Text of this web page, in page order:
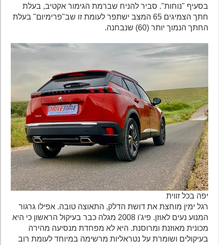
בסעיף "נוחות". סביר להניח שברמת הגימור אקטיב, בעלת
חתך הצמיגים 65 המצב ישתפר לעומת זו שב"פרימיום" בעלת
החתך הנמוך יותר (60) שנבחנה.
יפה בכל זווית
רגל ימין מוחצת את דושת הדלק, התאוצה טובה. אפילו גרגור
המנוע נעים לאוזן. פיג'ו 2008 מגלה כבר בעיקול הראשון כי היא
מכונית מאוזנת ומרוסנת. היא לא מפחדת מנסיעה מהירה
בעיקולים ושומרת על נטראליות מרשימה במיוחד לעומת רוב